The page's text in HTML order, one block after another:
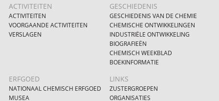
ACTIVITEITEN
ACTIVITEITEN
VOORGAANDE ACTIVITEITEN
VERSLAGEN
GESCHIEDENIS
GESCHIEDENIS VAN DE CHEMIE
CHEMISCHE ONTWIKKELINGEN
INDUSTRIËLE ONTWIKKELING
BIOGRAFIEËN
CHEMISCH WEEKBLAD
BOEKINFORMATIE
ERFGOED
NATIONAAL CHEMISCH ERFGOED
MUSEA
LINKS
ZUSTERGROEPEN
ORGANISATIES